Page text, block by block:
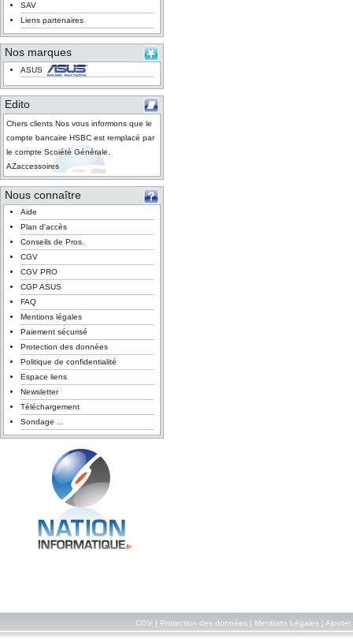
SAV
Liens partenaires
Nos marques
ASUS
Edito
Chers clients Nos vous informons que le
compte bancaire HSBC est remplacé par
le compte Scoiété Générale.
AZaccessoires
Nous connaître
Aide
Plan d'accès
Conseils de Pros.
CGV
CGV PRO
CGP ASUS
FAQ
Mentions légales
Paiement sécurisé
Protection des données
Politique de confidentialité
Espace liens
Newsletter
Téléchargement
Sondage ...
CGV Protection des données| Mentions Légales| Ajouter